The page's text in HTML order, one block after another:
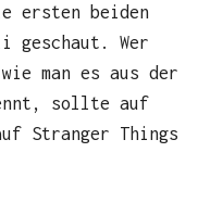
ersten beiden
geschaut. Wer
man es aus der
sollte auf
Stranger Things